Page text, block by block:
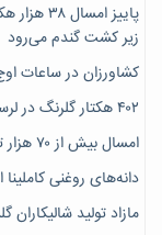
پاییز
زیر کشت گندم می‌رود
کشاورزان در ساعات
۴۰۲ هکتار گلرنگ در لرستان کشت شده است
امسال بیش از ۷۰ هزار تن پسته در رفسنجان برداشت می‌شود
دانه‌های روغنی
مازاد تولید